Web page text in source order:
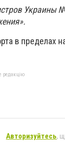
Украины
в пределах
редакцію
Авторизуйтесь,